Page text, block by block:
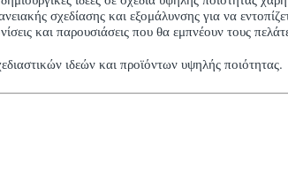
σχεδίασης και εξομάλυνσης για να
και παρουσιάσεις που θα εμπνέουν τους
ιδεών και προϊόντων υψηλής ποιότητας.